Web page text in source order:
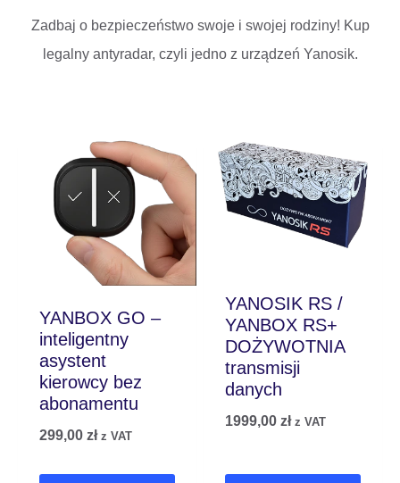
Zadbaj o bezpieczeństwo swoje i swojej rodziny! Kup
legalny antyradar, czyli jedno z urządzeń Yanosik.
YANBOX GO –
inteligentny
asystent
kierowcy bez
abonamentu
299,00 zł z VAT
YANOSIK RS /
YANBOX RS+
DOŻYWOTNIA
transmisji
danych
1999,00 zł z VAT